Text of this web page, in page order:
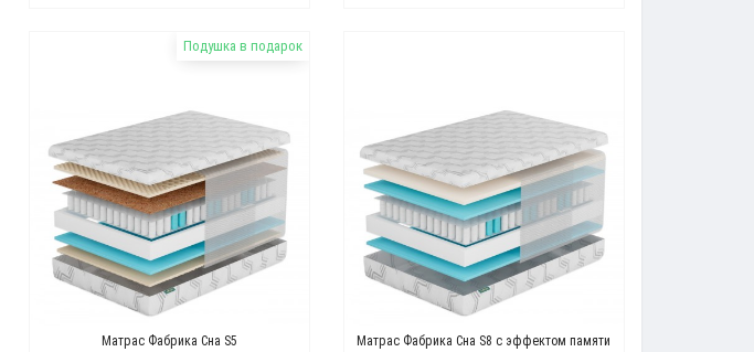
Подушка в подарок
Матрас Фабрика Сна S5 Матрас Фабрика Сна S8 с эффектом памяти